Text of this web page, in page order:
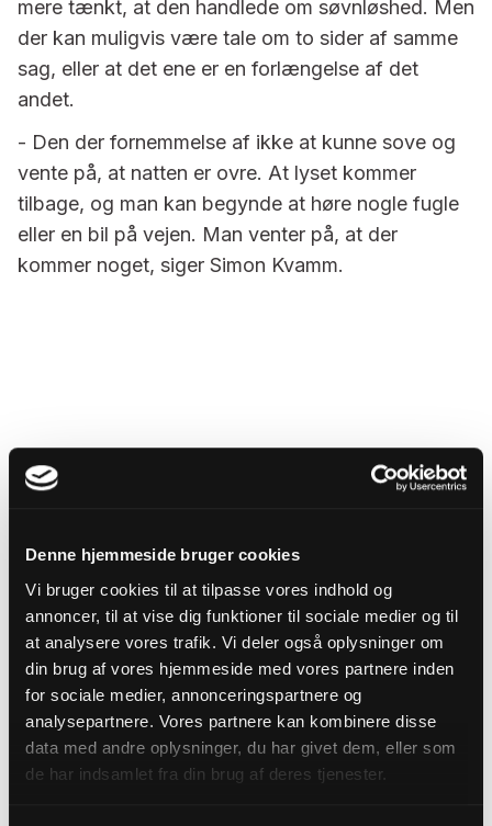
Denne hjemmeside bruger cookies
Vi bruger cookies til at tilpasse vores indhold og
annoncer, til at vise dig funktioner til sociale medier og til
at analysere vores trafik. Vi deler også oplysninger om
din brug af vores hjemmeside med vores partnere inden
for sociale medier, annonceringspartnere og
analysepartnere. Vores partnere kan kombinere disse
data med andre oplysninger, du har givet dem, eller som
de har indsamlet fra din brug af deres tjenester.
mere tænkt, at den handlede om søvnløshed. Men
der kan muligvis være tale om to sider af samme
sag, eller at det ene er en forlængelse af det
andet.
- Den der fornemmelse af ikke at kunne sove og
vente på, at natten er ovre. At lyset kommer
tilbage, og man kan begynde at høre nogle fugle
eller en bil på vejen. Man venter på, at der
kommer noget, siger Simon Kvamm.
Tomhed efter målstregen